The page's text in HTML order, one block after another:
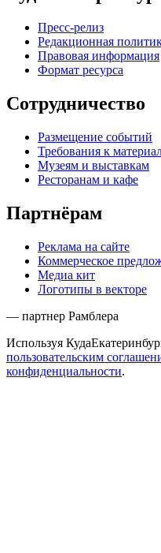
Пресс-релиз
Редакционная
Правовая информация
Формат ресурса
Сотрудничество
Размещение событий
Требования к
Музеям и выставкам
Ресторанам и кафе
Партнёрам
Реклама на сайте
Коммерческое
Медиа кит
Логотипы в векторе
— партнер Рамблера
Используя
пользовательским
конфиденциальности.